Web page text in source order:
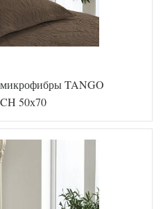
микрофибры TANGO
50х70